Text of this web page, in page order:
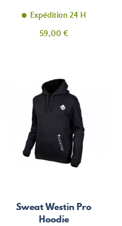
Expédition 24 H
Prix
59,00 €
Sweat Westin Pro
Hoodie